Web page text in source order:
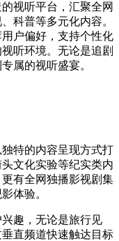
视听平台，汇聚全网
科普等多元化内容。
户偏好，支持个性化
听环境。无论是追剧
属的视听盛宴。
特的内容呈现方式打
文化实验等纪实类内
有全网独播影视剧集
体验。
趣，无论是旅行见
直频道快速触达目标